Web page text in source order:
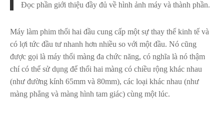
Nhieu video
Đọc phần giới thiệu đầy đủ về hình ảnh máy và thành phần.
Máy làm phim thổi hai đầu cung cấp một sự thay thế kinh tế và
có lợi tức đầu tư nhanh hơn nhiều so với một đầu. Nó cũng
được gọi là máy thổi màng đa chức năng, có nghĩa là nó thậm
chí có thể sử dụng để thổi hai màng có chiều rộng khác nhau
(như đường kính 65mm và 80mm), các loại khác nhau (như
màng phẳng và màng hình tam giác) cùng một lúc.